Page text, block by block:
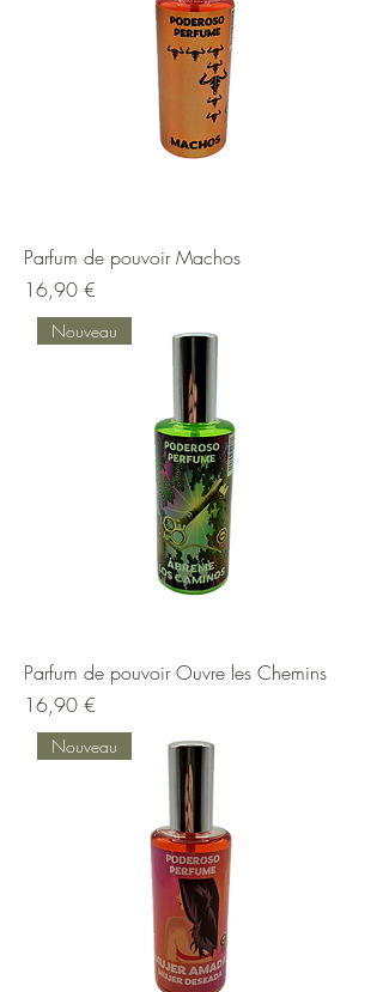
Parfum de pouvoir Machos
Prix
16,90 €
Nouveau
Parfum de pouvoir Ouvre les Chemins
Prix
16,90 €
Nouveau